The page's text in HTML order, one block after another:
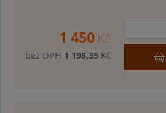
1 450 Kč
bez DPH 1 198,35 Kč